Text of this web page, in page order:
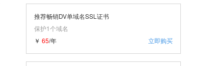
推荐畅销DV单域名SSL证书
保护1个域名
立即购买
￥ 65/年